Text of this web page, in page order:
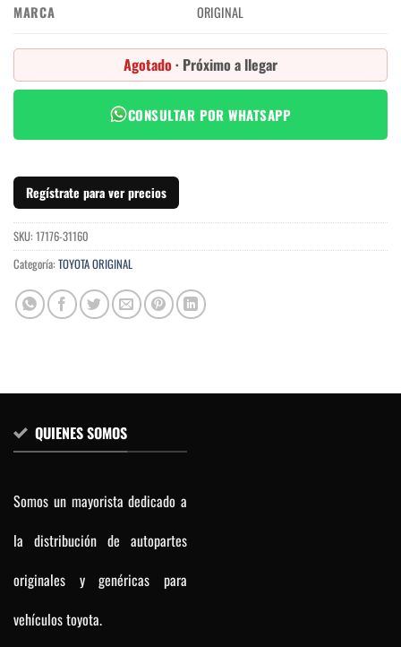
MARCA ORIGINAL
Agotado · Próximo a llegar
CONSULTAR POR WHATSAPP
Regístrate para ver precios
SKU: 17176-31160
Categoría: TOYOTA ORIGINAL
QUIENES SOMOS
Somos un mayorista dedicado a
la distribución de autopartes
originales y genéricas para
vehículos toyota.